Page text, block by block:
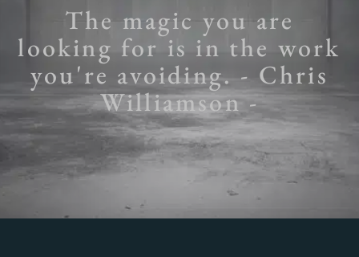
The magic you are
looking for is in the work
you're avoiding. - Chris
Williamson -